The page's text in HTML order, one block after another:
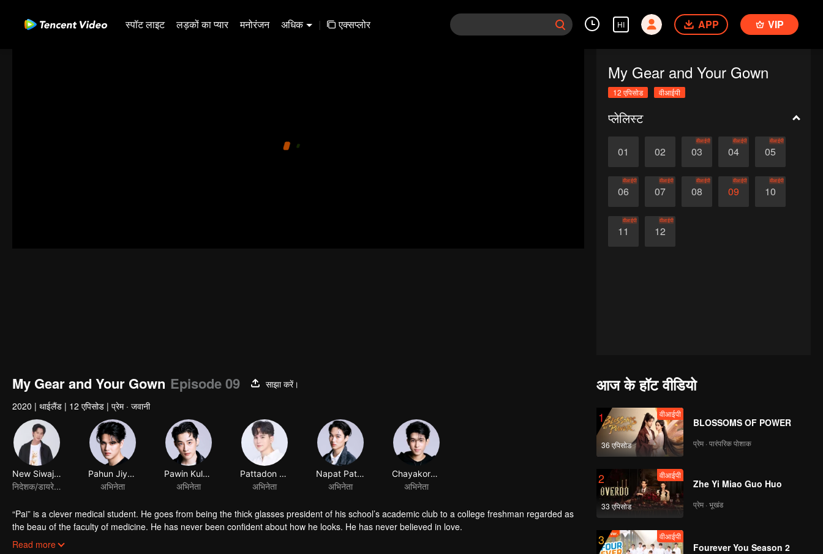
स्पॉट लाइट लड़कों का प्यार मनोरंजन अधिक | एक्सप्लोर HI APP VIP
My Gear and Your Gown
12 एपिसोड वीआईपी
प्लेलिस्ट
01 02 03
वीआईपी
04
वीआईपी
05
वीआईपी
06
वीआईपी
07
वीआईपी
08
वीआईपी
09
वीआईपी
10
वीआईपी
11
वीआईपी
12
वीआईपी
My Gear and Your Gown Episode 09
साझा करें।
2020 | थाईलैंड | 12 एपिसोड | प्रेम · जवानी
“Pai” is a clever medical student. He goes from being the thick glasses president of his school’s academic club to a college freshman regarded as
the beau of the faculty of medicine. He has never been confident about how he looks. He has never believed in love.
“Itt” is a handsome engineering student who is an ex-president of his school’s sports club. He has always been in a spotlight. Fate brings him back
Read more
आज के हॉट वीडियो
1
36 एपिसोड
वीआईपी
BLOSSOMS OF POWER
प्रेम · पारंपरिक पोशाक
2
33 एपिसोड
वीआईपी
Zhe Yi Miao Guo Huo
प्रेम · भूखंड
3 वीआईपी
Fourever You Season 2